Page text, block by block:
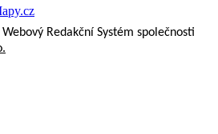
Webový Redakční Systém společnosti